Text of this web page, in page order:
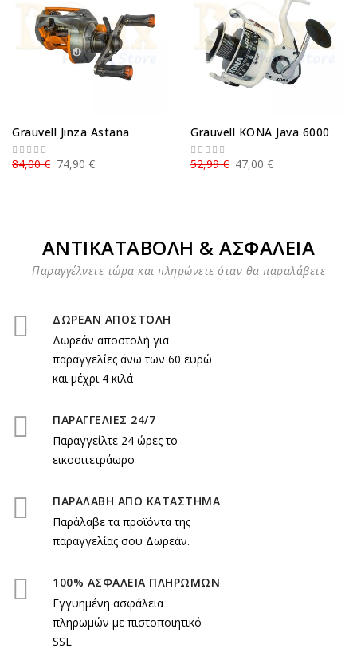
Grauvell Jinza Astana
74,90 €
84,00 €
Grauvell KONA Java 6000
47,00 €
52,99 €
ΑΝΤΙΚΑΤΑΒΟΛΗ & ΑΣΦΑΛΕΙΑ
Παραγγέλνετε τώρα και πληρώνετε όταν θα παραλάβετε
ΔΩΡΕΑΝ ΑΠΟΣΤΟΛΗ
Δωρεάν αποστολή για
παραγγελίες άνω των 60 ευρώ
και μέχρι 4 κιλά
ΠΑΡΑΓΓΕΛΙΕΣ 24/7
Παραγγείλτε 24 ώρες το
εικοσιτετράωρο
ΠΑΡΑΛΑΒΗ ΑΠΟ ΚΑΤΑΣΤΗΜΑ
Παράλαβε τα προϊόντα της
παραγγελίας σου Δωρεάν.
100% ΑΣΦΑΛΕΙΑ ΠΛΗΡΩΜΩΝ
Εγγυημένη ασφάλεια
πληρωμών με πιστοποιητικό
SSL